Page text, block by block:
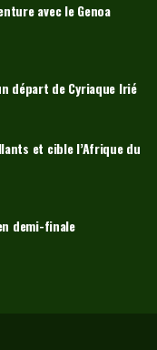
avec le Genoa
départ de Cyriaque Irié
et cible l’Afrique du
demi-finale